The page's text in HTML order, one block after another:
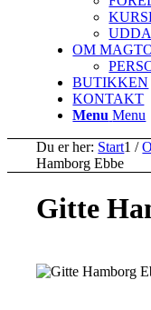
OM
BUTIKKEN
KONTAKT
Menu Menu
Du er her: Start1 /
Hamborg Ebbe
Gitte